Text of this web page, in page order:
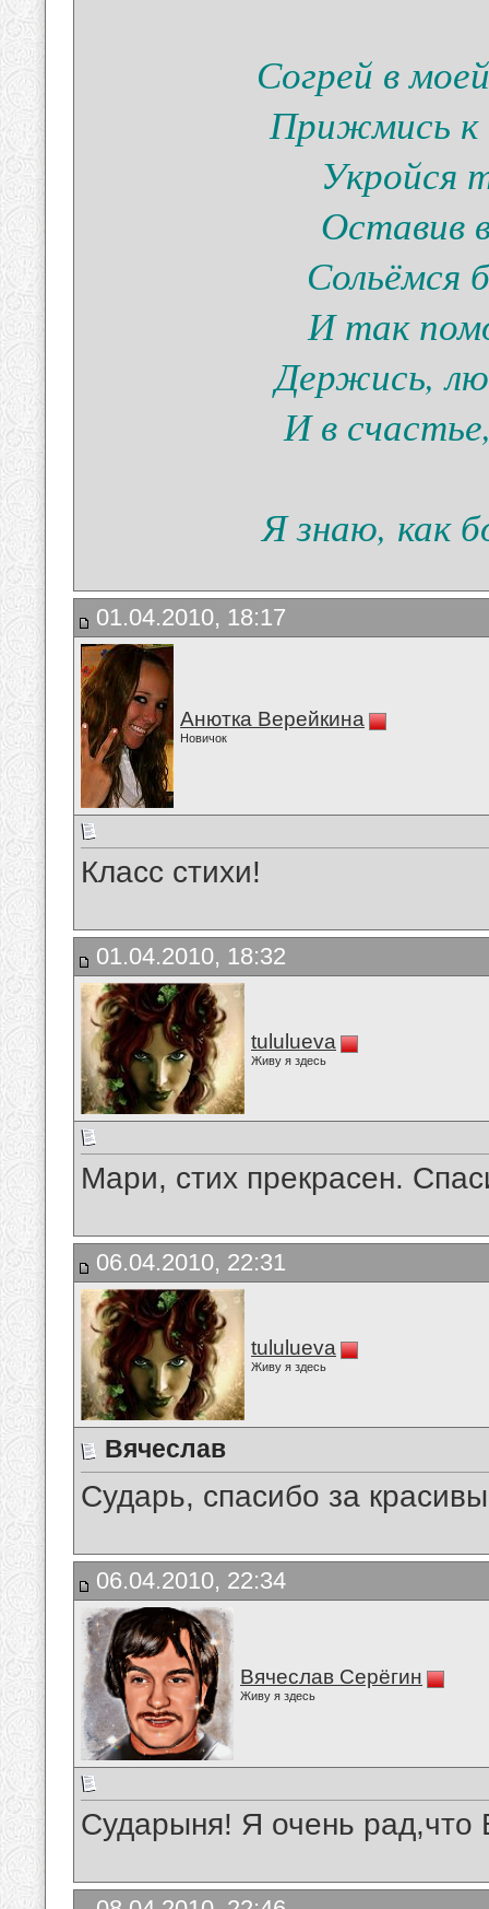
Согрей в
Прижмись к
Укройся
Оставив
Сольёмся
И так
Держись,
И в
Я знаю, как
01.04.2010, 18:17
Анютка Верейкина
Новичок
Класс стихи!
01.04.2010, 18:32
tululueva
Живу я здесь
Мари, стих прекрасен.
06.04.2010, 22:31
tululueva
Живу я здесь
Вячеслав
Сударь, спасибо за
06.04.2010, 22:34
Вячеслав Серёгин
Живу я здесь
Сударыня! Я очень рад,что